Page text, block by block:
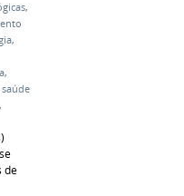
,
,
,
saúde
,
de